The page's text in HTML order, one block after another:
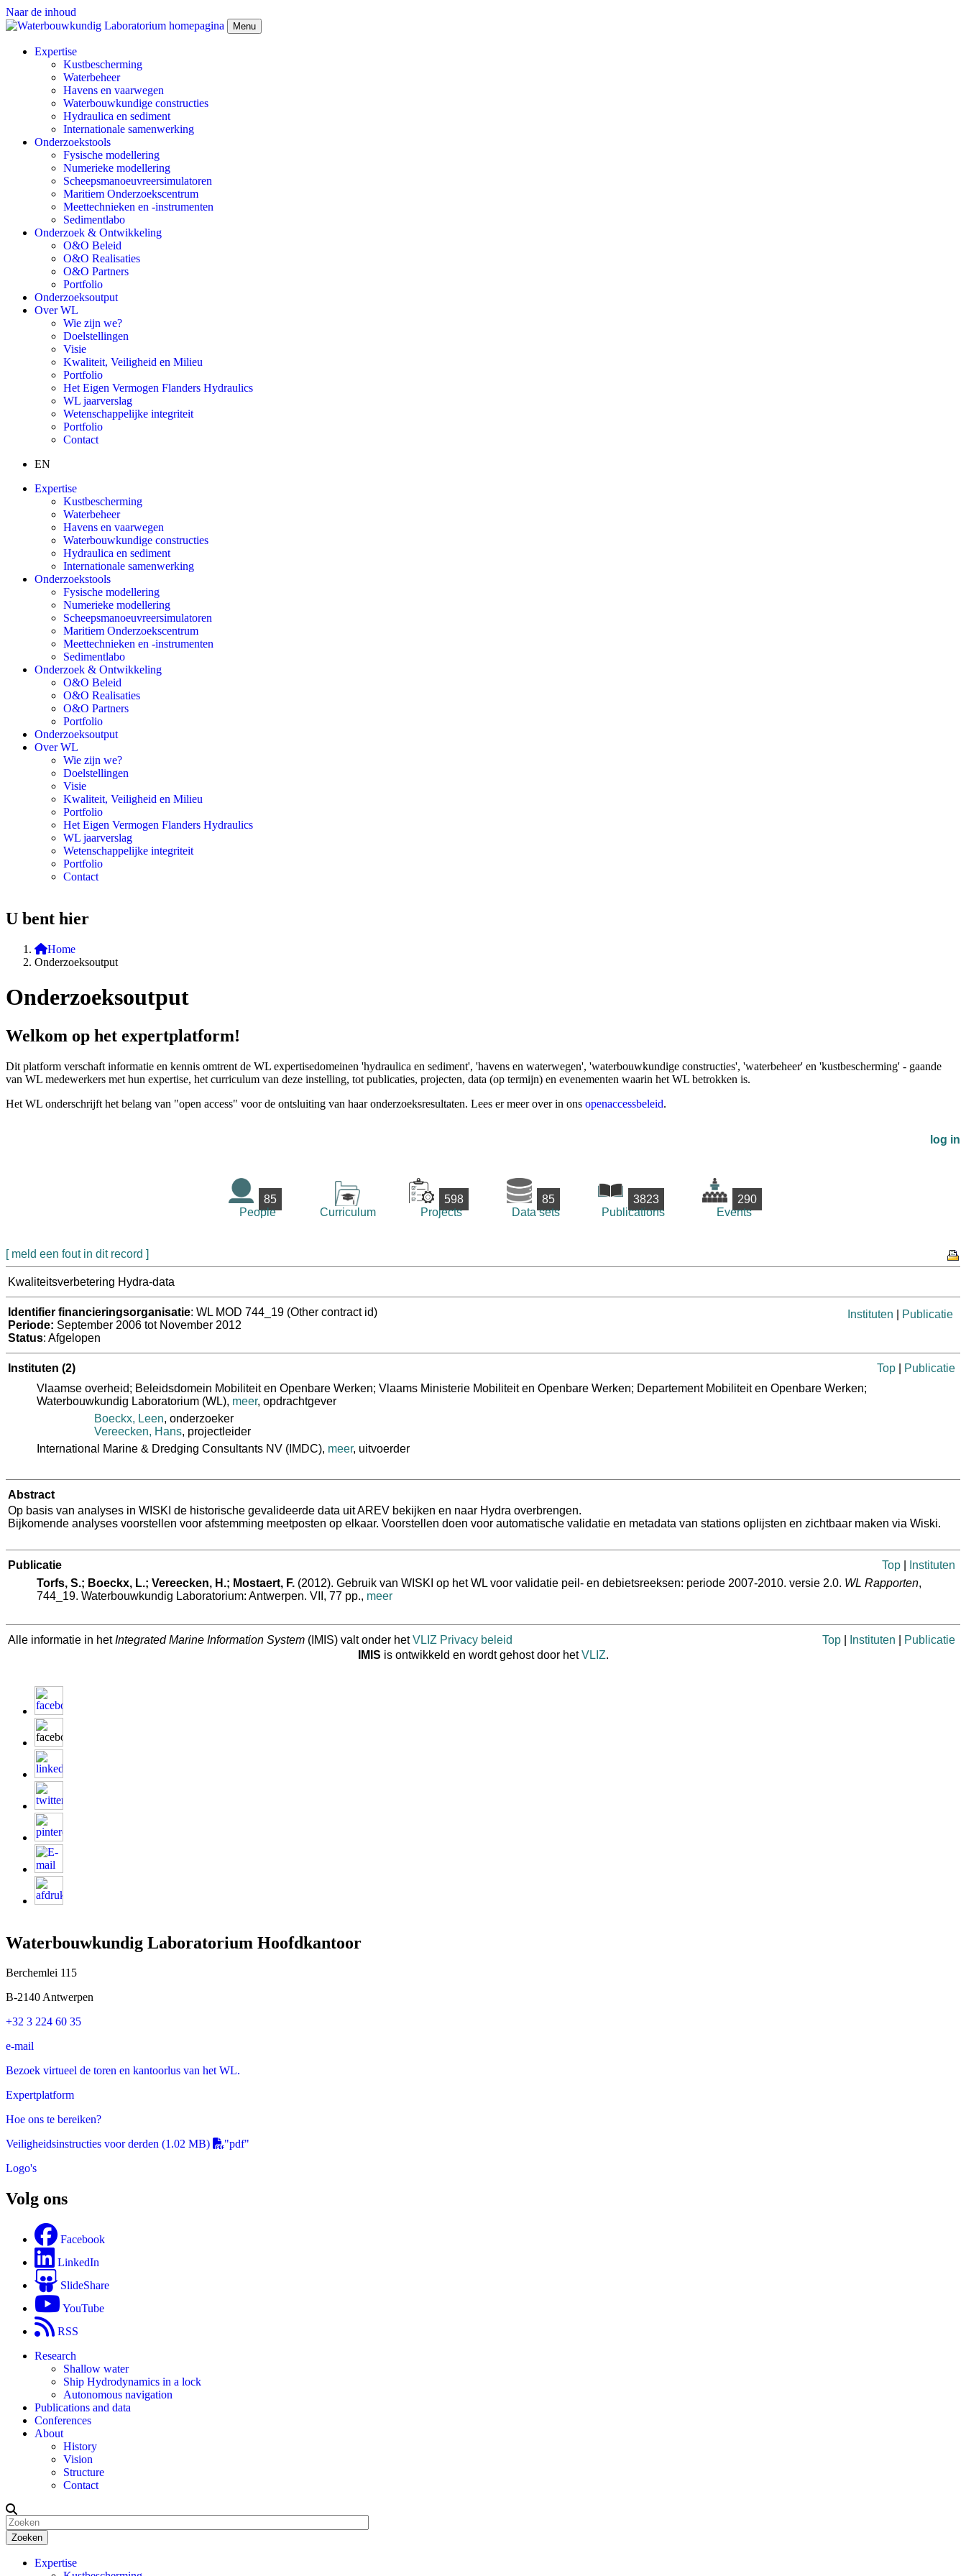
Naar de inhoud
Menu
Expertise
Kustbescherming
Waterbeheer
Havens en vaarwegen
Waterbouwkundige constructies
Hydraulica en sediment
Internationale samenwerking
Onderzoekstools
Fysische modellering
Numerieke modellering
Scheepsmanoeuvreersimulatoren
Maritiem Onderzoekscentrum
Meettechnieken en -instrumenten
Sedimentlabo
Onderzoek & Ontwikkeling
O&O Beleid
O&O Realisaties
O&O Partners
Portfolio
Onderzoeksoutput
Over WL
Wie zijn we?
Doelstellingen
Visie
Kwaliteit, Veiligheid en Milieu
Portfolio
Het Eigen Vermogen Flanders Hydraulics
WL jaarverslag
Wetenschappelijke integriteit
Portfolio
Contact
EN
Expertise
Kustbescherming
Waterbeheer
Havens en vaarwegen
Waterbouwkundige constructies
Hydraulica en sediment
Internationale samenwerking
Onderzoekstools
Fysische modellering
Numerieke modellering
Scheepsmanoeuvreersimulatoren
Maritiem Onderzoekscentrum
Meettechnieken en -instrumenten
Sedimentlabo
Onderzoek & Ontwikkeling
O&O Beleid
O&O Realisaties
O&O Partners
Portfolio
Onderzoeksoutput
Over WL
Wie zijn we?
Doelstellingen
Visie
Kwaliteit, Veiligheid en Milieu
Portfolio
Het Eigen Vermogen Flanders Hydraulics
WL jaarverslag
Wetenschappelijke integriteit
Portfolio
Contact
U bent hier
Home
Onderzoeksoutput
Onderzoeksoutput
Welkom op het expertplatform!
Dit platform verschaft informatie en kennis omtrent de WL expertisedomeinen 'hydraulica en sediment', 'havens en waterwegen', 'waterbouwkundige constructies', 'waterbeheer' en 'kustbescherming' - gaande
van WL medewerkers met hun expertise, het curriculum van deze instelling, tot publicaties, projecten, data (op termijn) en evenementen waarin het WL betrokken is.
Het WL onderschrijft het belang van "open access" voor de ontsluiting van haar onderzoeksresultaten. Lees er meer over in ons openaccessbeleid.
log in
85
People
Curriculum
598
Projects
85
Data sets
3823
Publications
290
Events
[ meld een fout in dit record ]
Kwaliteitsverbetering Hydra-data
Identifier financieringsorganisatie: WL MOD 744_19 (Other contract id)
Periode: September 2006 tot November 2012
Status: Afgelopen
Instituten Publicatie
Instituten (2) Top
Publicatie
Vlaamse overheid; Beleidsdomein Mobiliteit en Openbare Werken; Vlaams Ministerie Mobiliteit en Openbare Werken; Departement Mobiliteit en Openbare Werken;
Waterbouwkundig Laboratorium (WL), meer, opdrachtgever
Boeckx, Leen, onderzoeker
Vereecken, Hans, projectleider
International Marine & Dredging Consultants NV (IMDC), meer, uitvoerder
Abstract
Op basis van analyses in WISKI de historische gevalideerde data uit AREV bekijken en naar Hydra overbrengen.
Bijkomende analyses voorstellen voor afstemming meetposten op elkaar. Voorstellen doen voor automatische validatie en metadata van stations oplijsten en zichtbaar maken via Wiski.
Publicatie Top
Instituten
Torfs, S.; Boeckx, L.; Vereecken, H.; Mostaert, F. (2012). Gebruik van WISKI op het WL voor validatie peil- en debietsreeksen: periode 2007-2010. versie 2.0. WL Rapporten,
744_19. Waterbouwkundig Laboratorium: Antwerpen. VII, 77 pp., meer
Alle informatie in hetIntegrated Marine Information System (IMIS) valt onder hetVLIZ Privacy beleid Top Instituten
Publicatie
IMIS is ontwikkeld en wordt gehost door hetVLIZ.
Waterbouwkundig Laboratorium Hoofdkantoor
Berchemlei 115
B-2140 Antwerpen
+32 3 224 60 35
e-mail
Bezoek virtueel de toren en kantoorlus van het WL.
Expertplatform
Hoe ons te bereiken?
Veiligheidsinstructies voor derden (1.02 MB)
"pdf"
Logo's
Volg ons
Facebook
LinkedIn
SlideShare
YouTube
RSS
Research
Shallow water
Ship Hydrodynamics in a lock
Autonomous navigation
Publications and data
Conferences
About
History
Vision
Structure
Contact
Zoeken
Expertise